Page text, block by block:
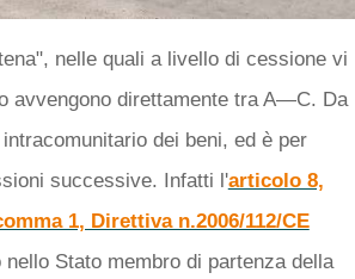
nelle quali a livello di cessione vi
direttamente tra A—C. Da
dei beni, ed è per
successive. Infatti l'articolo 8,
1, Direttiva n.2006/112/CE
Stato membro di partenza della